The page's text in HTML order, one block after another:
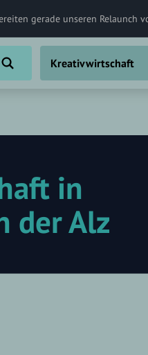
gerade unseren Relaunch
Kreativwirtschaft
in
der Alz